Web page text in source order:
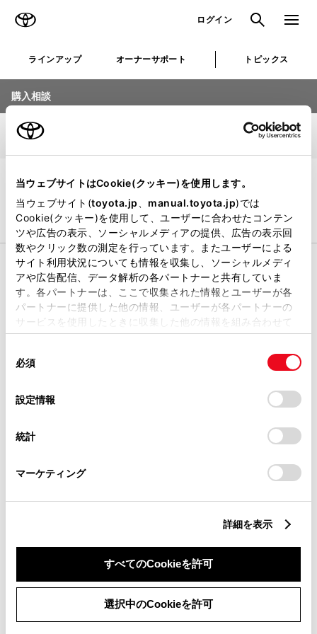
当ウェブサイトはCookie(クッキー)を使用します。
当ウェブサイト(toyota.jp manual.toyota.jp)では
Cookie(クッキー)を使用して、ユーザーに合わせたコンテン
ツや広告の表示、ソーシャルメディアの提供、広告の表示回
数やクリック数の測定を行っています。またユーザーによる
サイト利用状況についても情報を収集し、ソーシャルメディ
アや広告配信、データ解析の各パートナーと共有していま
す。各パートナーは、ここで収集された情報とユーザーが各
パートナーに提供した他の情報、ユーザーが各パートナーの
サービスを使用したときに収集した他の情報を組み合わせて
使用することがあります。当ウェブサイトの使用を続行する
デバイスにすべてのCookie(クッキー)が保存されることに同
意したことになります。Cookie(クッキー)のオプトアウト、
設定の変更、同意を撤回したりするにあたっては、当社の
「Cookie（クッキー）情報の取り扱いについて
」をご覧くだ
必須
設定情報
統計
マーケティング
詳細を表示
すべてのCookieを許可
選択中のCookieを許可
ログイン 検索 メニュ
ラインアップ オーナーサポート トピックス
購入相談
1/5
車種選択
お知らせを見る
乗用車 ビジネスカー
コンパクト
ワゴン
SUV